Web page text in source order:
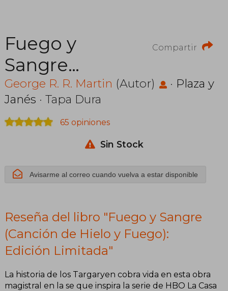
Compartir
Fuego y
Sangre
(Canción de
Hielo y
Fuego):
Limitada
George R. R. Martin (Autor) · Plaza y
Janés · Tapa Dura
65 opiniones
Sin Stock
Avisarme al correo cuando vuelva a estar disponible
Reseña del libro "Fuego y Sangre
(Canción de Hielo y Fuego):
Edición Limitada"
La historia de los Targaryen cobra vida en esta obra
magistral en la se que inspira la serie de HBO La Casa